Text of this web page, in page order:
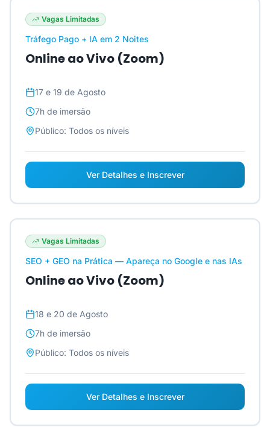
Vagas Limitadas
Tráfego Pago + IA em 2 Noites
Online ao Vivo (Zoom)
17 e 19 de Agosto
7h de imersão
Público: Todos os níveis
Ver Detalhes e Inscrever
Vagas Limitadas
SEO + GEO na Prática — Apareça no Google e nas IAs
Online ao Vivo (Zoom)
18 e 20 de Agosto
7h de imersão
Público: Todos os níveis
Ver Detalhes e Inscrever